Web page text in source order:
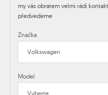
my vás obratem velmi rádi
předvedeme
Značka
Model